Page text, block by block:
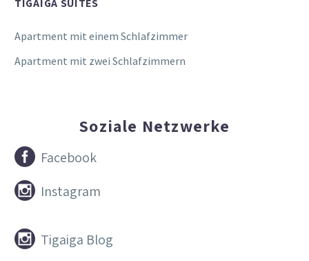
TIGAIGA SUITES
Apartment mit einem Schlafzimmer
Apartment mit zwei Schlafzimmern
Soziale Netzwerke

 Facebook

 Instagram

 Tigaiga Blog